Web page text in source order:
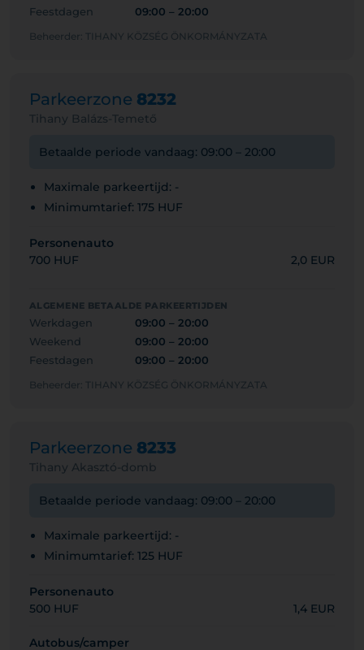
Feestdagen
09:00 – 20:00
Beheerder: TIHANY KÖZSÉG ÖNKORMÁNYZATA
Parkeerzone 8232
Tihany Balázs-Temető
Betaalde periode vandaag: 09:00 – 20:00
Maximale parkeertijd: -
Minimumtarief: 175 HUF
Personenauto
700 HUF
2,0 EUR
ALGEMENE BETAALDE PARKEERTIJDEN
Werkdagen
09:00 – 20:00
Weekend
09:00 – 20:00
Feestdagen
09:00 – 20:00
Beheerder: TIHANY KÖZSÉG ÖNKORMÁNYZATA
Parkeerzone 8233
Tihany Akasztó-domb
Betaalde periode vandaag: 09:00 – 20:00
Maximale parkeertijd: -
Minimumtarief: 125 HUF
Personenauto
500 HUF
1,4 EUR
Autobus/camper